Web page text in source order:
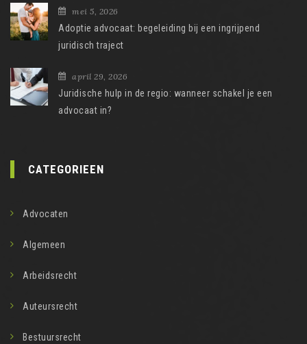
mei 5, 2026
Adoptie advocaat: begeleiding bij een ingrijpend
juridisch traject
april 29, 2026
Juridische hulp in de regio: wanneer schakel je een
advocaat in?
CATEGORIEEN
Advocaten
Algemeen
Arbeidsrecht
Auteursrecht
Bestuursrecht